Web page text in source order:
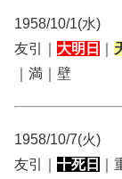
1958/10/1(水)
友引｜ 大明日
｜満｜壁
1958/10/7(火)
友引｜ 十死日